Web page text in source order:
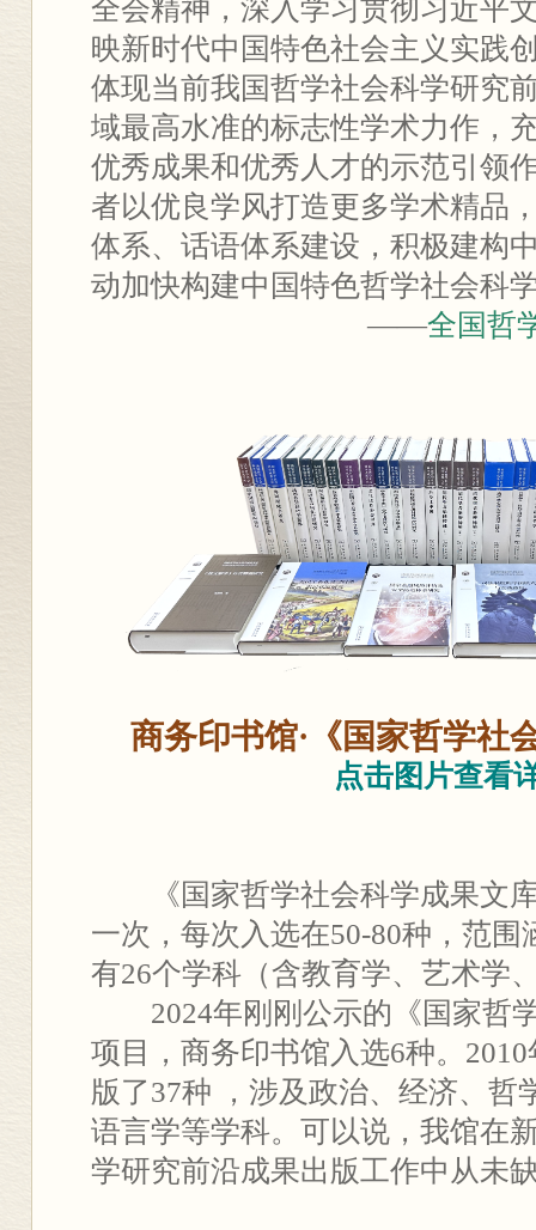
全会精神，深入学习贯彻习近平
映新时代中国特色社会主义实践
体现当前我国哲学社会科学研究
域最高水准的标志性学术力作，
优秀成果和优秀人才的示范引领
者以优良学风打造更多学术精品
体系、话语体系建设，积极建构
动加快构建中国特色哲学社会科
——全国哲
商务印书馆·《国家哲学社
点击图片查看
《国家哲学社会科学成果文库
一次，每次入选在50-80种，范围
有26个学科（含教育学、艺术学
2024年刚刚公示的《国家哲
项目，商务印书馆入选6种。
版了37种 ，涉及政治、经济、哲
语言学等学科。可以说，我馆在
学研究前沿成果出版工作中从未